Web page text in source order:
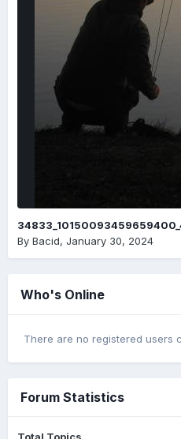
By Bacid, January 30, 2024
Who's Online
There are no registered users
Forum Statistics